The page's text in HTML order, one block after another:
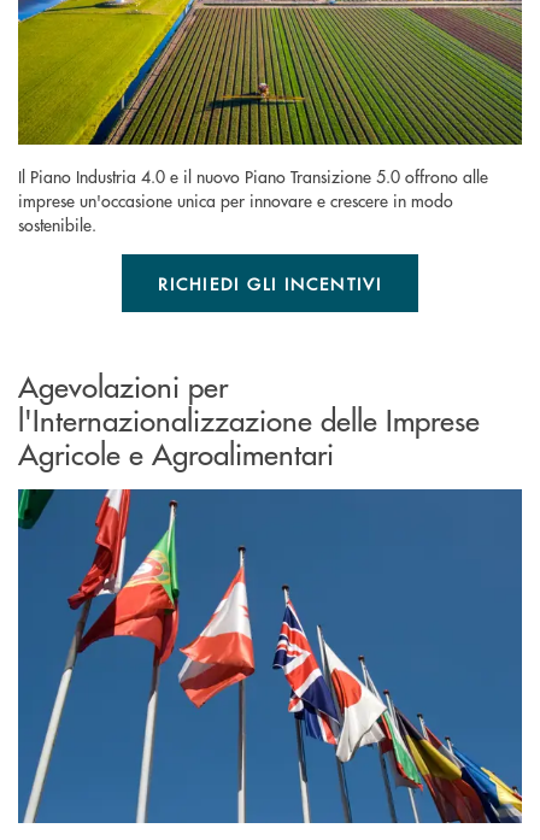
Il Piano Industria 4.0 e il nuovo Piano Transizione 5.0 offrono alle
imprese un'occasione unica per innovare e crescere in modo
sostenibile.
RICHIEDI GLI INCENTIVI
Agevolazioni per
l'Internazionalizzazione delle Imprese
Agricole e Agroalimentari